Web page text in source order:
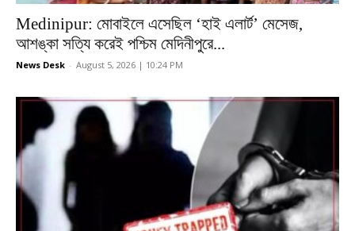
Medinipur: মোবাইলে এসেছিল ‘হাই এলার্ট’ মেসেজ,
আশঙ্কা সত্যি করেই পশ্চিম মেদিনীপুরে...
News Desk - August 5, 2026 | 10:24 PM